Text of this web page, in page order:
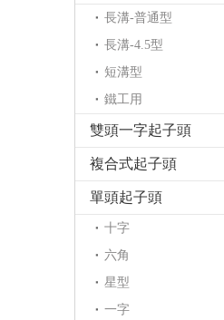
長溝-普通型
長溝-4.5型
短溝型
鐵工用
雙頭一字起子頭
複合式起子頭
單頭起子頭
十字
六角
星型
一字